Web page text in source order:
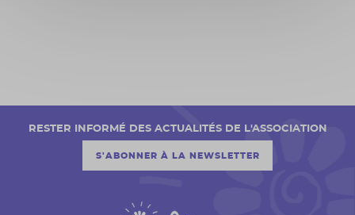
RESTER INFORMÉ DES ACTUALITÉS DE L'ASSOCIATION
S'ABONNER À LA NEWSLETTER